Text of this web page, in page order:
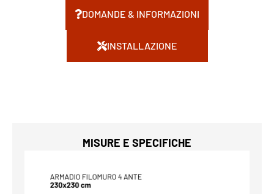
DOMANDE & INFORMAZIONI
INSTALLAZIONE
MISURE E SPECIFICHE